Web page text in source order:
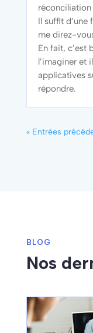
Il suffit d’une
me direz-
En fait, c’est
l’imaginer et
applicatives
répondre.
« Entrées
BLOG
Nos